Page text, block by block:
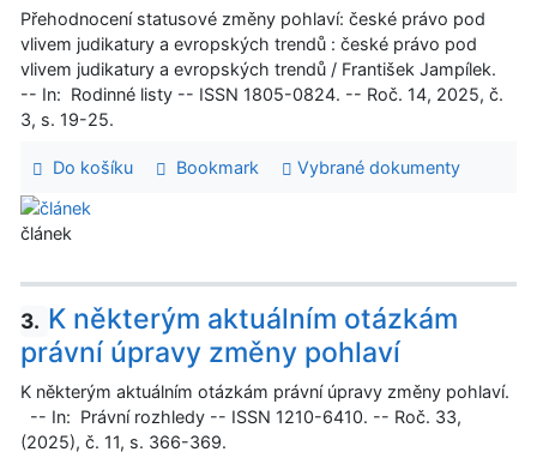
Přehodnocení statusové změny pohlaví: české právo pod
vlivem judikatury a evropských trendů : české právo pod
vlivem judikatury a evropských trendů / František Jampílek.
-- In: Rodinné listy -- ISSN 1805-0824. -- Roč. 14, 2025, č.
3, s. 19-25.
Do košíku Bookmark Vybrané dokumenty
článek
3. K některým aktuálním otázkám
právní úpravy změny pohlaví
K některým aktuálním otázkám právní úpravy změny pohlaví.
-- In: Právní rozhledy -- ISSN 1210-6410. -- Roč. 33,
(2025), č. 11, s. 366-369.